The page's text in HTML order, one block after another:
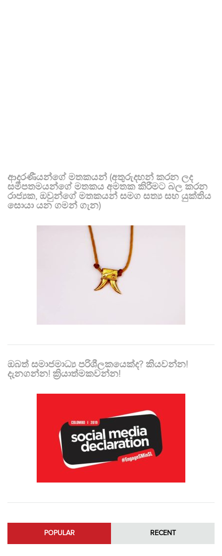
ආදරණීයන්ගේ මතකයන් (අතුරුදහන් කරන ලද
සමීපතමයන්ගේ මතකය අමතක කිරීමට බල කරන
රාජ්‍යක, ඔවුන්ගේ මතකයන් සමග සත්‍ය සහ යුක්තිය
සොයා යන ගමන් ගැන)
ඔබත් සමාජමාධ්‍ය පරිශීලකයෙක්ද? කියවන්න!
දැනගන්න! ක්‍රියාත්මකවන්න!
POPULAR RECENT